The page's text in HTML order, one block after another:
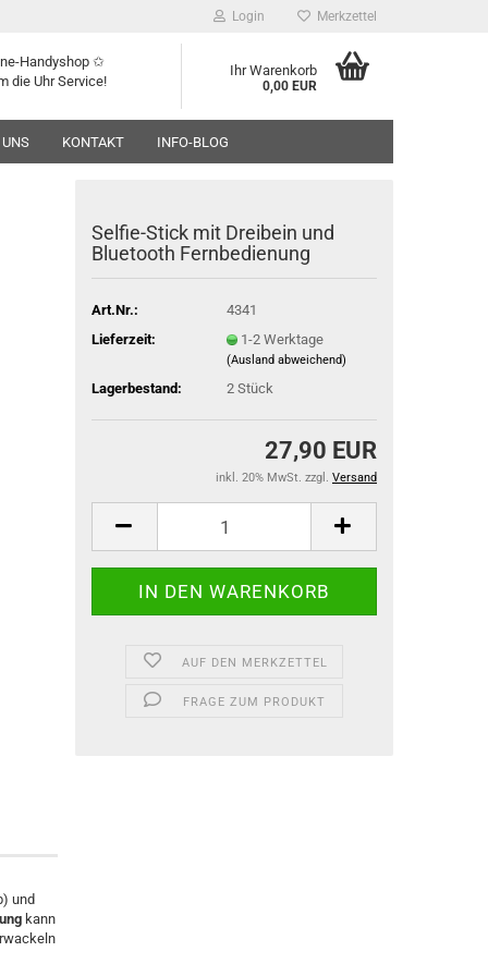
Login Merkzettel
Handyshop ✩
die Uhr Service!
Ihr Warenkorb
0,00 EUR
UNS KONTAKT INFO-BLOG
Selfie-Stick mit Dreibein und
Bluetooth Fernbedienung
Art.Nr.:
4341
Lieferzeit:
1-2 Werktage
(Ausland abweichend)
Lagerbestand: 2 Stück
27,90 EUR
inkl. 20% MwSt. zzgl. Versand
AUF DEN MERKZETTEL
FRAGE ZUM PRODUKT
und
kann